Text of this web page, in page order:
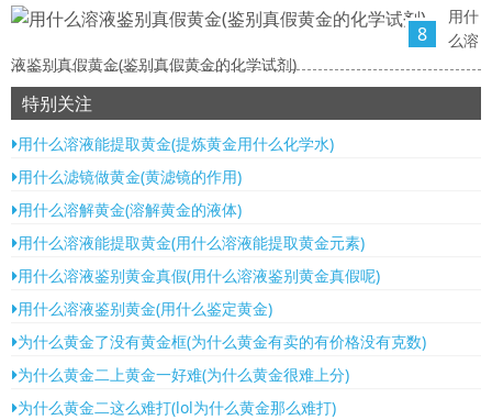
8
用什
么溶
液鉴别真假黄金(鉴别真假黄金的化学试剂)
特别关注
用什么溶液能提取黄金(提炼黄金用什么化学水)
用什么滤镜做黄金(黄滤镜的作用)
用什么溶解黄金(溶解黄金的液体)
用什么溶液能提取黄金(用什么溶液能提取黄金元素)
用什么溶液鉴别黄金真假(用什么溶液鉴别黄金真假呢)
用什么溶液鉴别黄金(用什么鉴定黄金)
为什么黄金了没有黄金框(为什么黄金有卖的有价格没有克数)
为什么黄金二上黄金一好难(为什么黄金很难上分)
为什么黄金二这么难打(lol为什么黄金那么难打)